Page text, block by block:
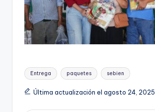
Etiquetas:
Entrega paquetes sebien
Última actualización el agosto 24, 2025